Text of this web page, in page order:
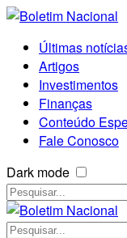
Últimas
Artigos
Investimentos
Finanças
Conteúdo
Fale Conosco
Dark mode